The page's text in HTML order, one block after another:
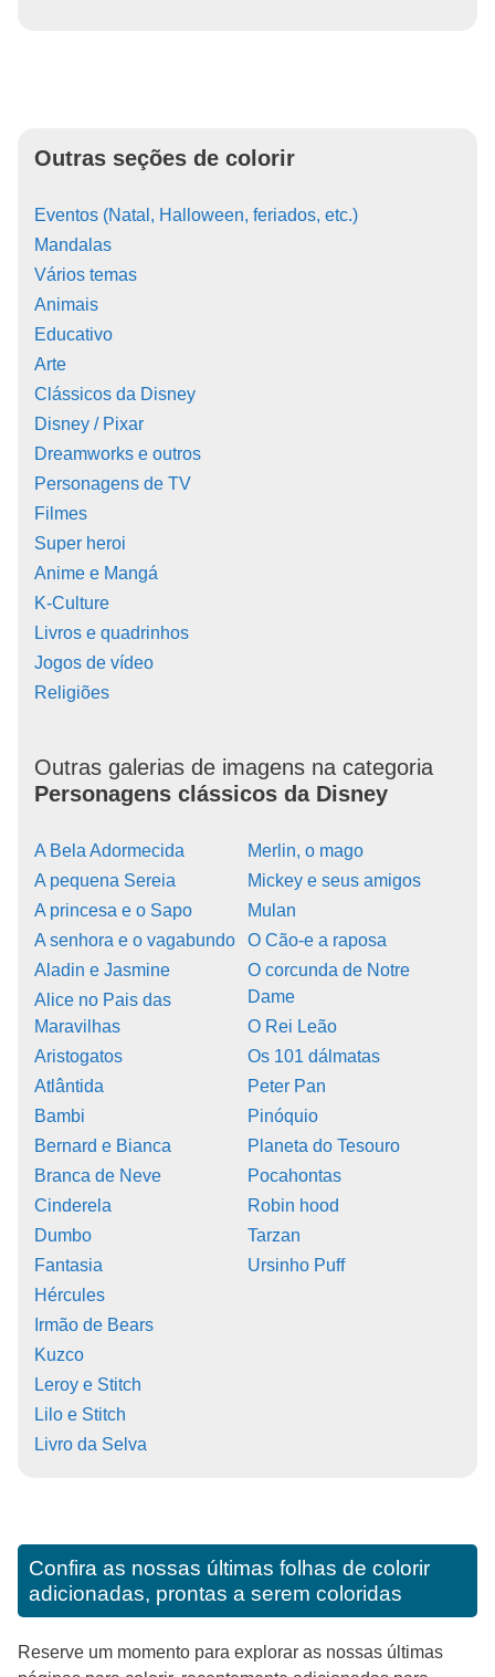
Outras seções de colorir
Eventos (Natal, Halloween, feriados, etc.)
Mandalas
Vários temas
Animais
Educativo
Arte
Clássicos da Disney
Disney / Pixar
Dreamworks e outros
Personagens de TV
Filmes
Super heroi
Anime e Mangá
K-Culture
Livros e quadrinhos
Jogos de vídeo
Religiões
Outras galerias de imagens na categoria
Personagens clássicos da Disney
A Bela Adormecida
A pequena Sereia
A princesa e o Sapo
A senhora e o vagabundo
Aladin e Jasmine
Alice no Pais das
Maravilhas
Aristogatos
Atlântida
Bambi
Bernard e Bianca
Branca de Neve
Cinderela
Dumbo
Fantasia
Hércules
Irmão de Bears
Kuzco
Leroy e Stitch
Lilo e Stitch
Livro da Selva
Merlin, o mago
Mickey e seus amigos
Mulan
O Cão-e a raposa
O corcunda de Notre
Dame
O Rei Leão
Os 101 dálmatas
Peter Pan
Pinóquio
Planeta do Tesouro
Pocahontas
Robin hood
Tarzan
Ursinho Puff
Confira as nossas últimas folhas de colorir
adicionadas, prontas a serem coloridas
Reserve um momento para explorar as nossas últimas